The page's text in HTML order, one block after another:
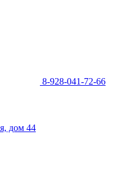
8-928-041-72-66
дом 44